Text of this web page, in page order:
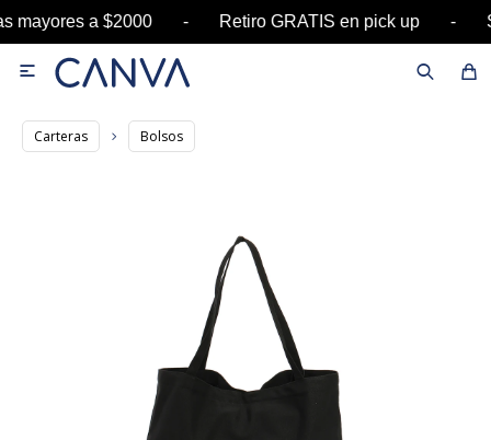
mayores a $2000 - Retiro GRATIS en pick up

Carteras Bolsos